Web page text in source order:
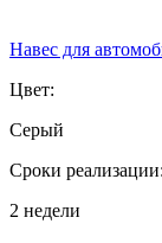
Навес для
Цвет:
Серый
Сроки реализации:
2 недели